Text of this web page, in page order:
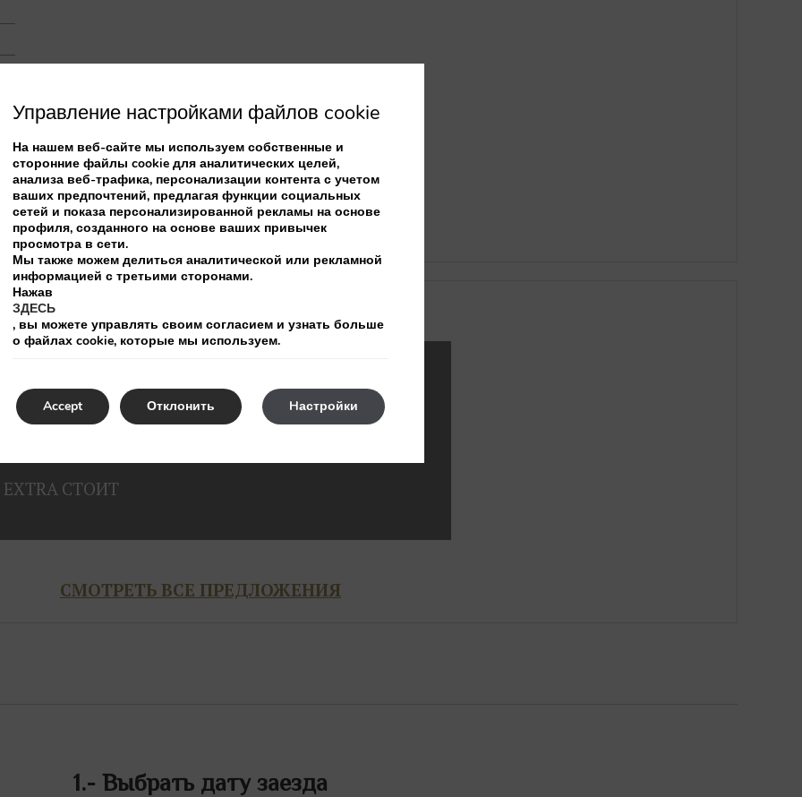
Доступное предложение в этом номере
Предложение по безопасным
поездкам
EXTRA СТОИТ
СМОТРЕТЬ ВСЕ ПРЕДЛОЖЕНИЯ
1.- Выбрать дату заезда
Управление настройками файлов cookie
На нашем веб-сайте мы используем собственные и
сторонние файлы cookie для аналитических целей,
анализа веб-трафика, персонализации контента с учетом
ваших предпочтений, предлагая функции социальных
сетей и показа персонализированной рекламы на основе
профиля, созданного на основе ваших привычек
просмотра в сети.
Мы также можем делиться аналитической или рекламной
информацией с третьими сторонами.
Нажав
ЗДЕСЬ
, вы можете управлять своим согласием и узнать больше
о файлах cookie, которые мы используем.
Accept Hастройки
Отклонить